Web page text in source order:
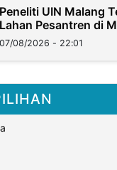
Peneliti UIN Malang
Lahan Pesantren di
07/08/2026 - 22:01